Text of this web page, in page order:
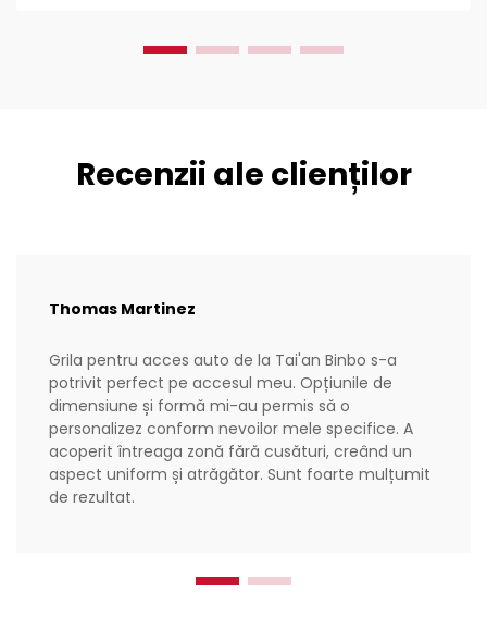
Recenzii ale clienților
Thomas Martinez
Grila pentru acces auto de la Tai'an Binbo s-a
potrivit perfect pe accesul meu. Opțiunile de
dimensiune și formă mi-au permis să o
personalizez conform nevoilor mele specifice. A
acoperit întreaga zonă fără cusături, creând un
aspect uniform și atrăgător. Sunt foarte mulțumit
de rezultat.